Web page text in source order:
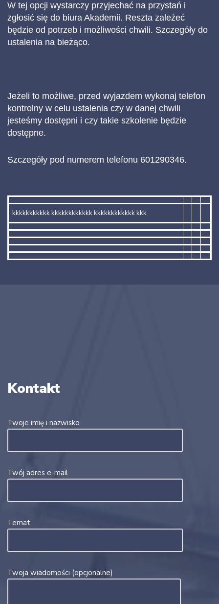
W tej opcji wystarczy przyjechać na przystań i
zgłosić się do biura Akademii. Reszta zależeć
będzie od potrzeb i możliwości chwili. Szczegóły do
ustalenia na bieżąco.
Jeżeli to możliwe, przed wyjazdem wykonaj telefon
kontrolny w celu ustalenia czy w danej chwili
jesteśmy dostępni i czy takie szkolenie będzie
dostępne.
Szczegóły pod numerem telefonu 601290346.
kkkkkkkkkkk kkkkkkkkkkkk kkkkkkkkkkkk kkk
Kontakt
Twoje imię i nazwisko
Twój adres e-mail
Temat
Twoja wiadomości (opcjonalne)